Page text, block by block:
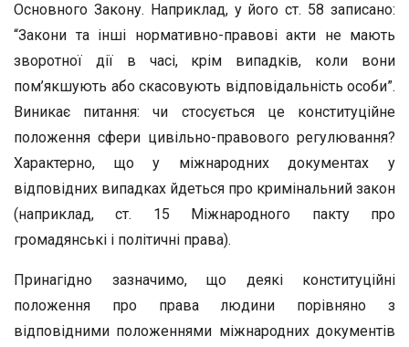
Основного Закону. Наприклад, у його ст. 58 записано:
“Закони та інші нормативно-правові акти не мають
зворотної дії в часі, крім випадків, коли вони
пом’якшують або скасовують відповідальність особи”.
Виникає питання: чи стосується це конституційне
положення сфери цивільно-правового регулювання?
Характерно, що у міжнародних документах у
відповідних випадках йдеться про кримінальний закон
(наприклад, ст. 15 Міжнародного пакту про
громадянські і політичні права).
Принагідно зазначимо, що деякі конституційні
положення про права людини порівняно з
відповідними положеннями міжнародних документів